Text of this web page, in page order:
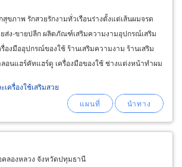
ขภาพ รักสวยรักงามทั่วเรือนร่างตั้งแต่เส้นผมจรด
ส่ง-ขายปลีก ผลิตภัณฑ์เสริมความงามอุปกรณ์เสริม
องมืออุปกรณ์ของใช้ ร้านเสริมความงาม ร้านเสริม
อนแฮร์คัทแฮร์ดู เครื่องมือของใช้ ช่างแต่งหน้าทำผม
ครื่องใช้เสริมสวย
คลองหลวง จังหวัดปทุมธานี